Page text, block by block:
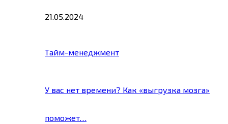
21.05.2024
Тайм-менеджмент
У вас нет времени? Как «выгрузка мозга»
поможет…